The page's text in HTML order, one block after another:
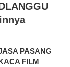
PASANG
FILM